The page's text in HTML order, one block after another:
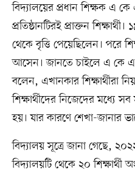
বিদ্যালয়ের প্রধান শিক্ষক এ
প্রতিষ্ঠানটিরই প্রাক্তন
থেকে বৃত্তি পেয়েছিলেন। পরে
আসেন। জানতে চাইলে এ কে
বলেন, এখানকার শিক্ষার্থীরা
শিক্ষার্থীদের নিজেদের মধ্যে
হয়। যার কারণে শেখা-জানার
বিদ্যালয় সূত্রে জানা গেছে,
বিদ্যালয়টি থেকে ২০